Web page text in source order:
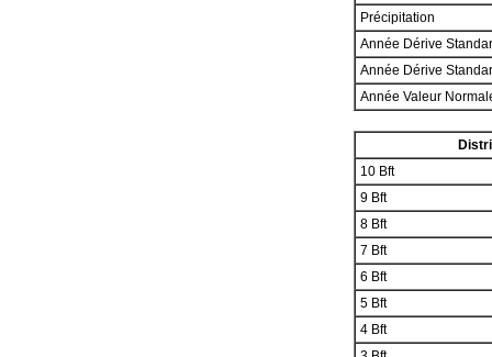
Précipitation
Année Dérive
Année Dérive
Année Valeur
10 Bft
9 Bft
8 Bft
7 Bft
6 Bft
5 Bft
4 Bft